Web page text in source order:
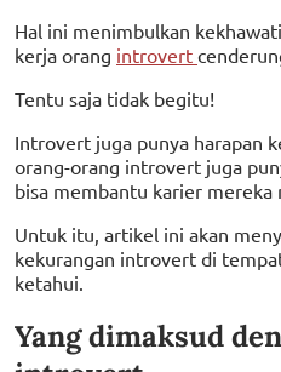
Hal ini menimbulkan
kerja orang introvert
Tentu saja tidak begitu!
Introvert juga punya harapan
orang-orang introvert juga
bisa membantu karier mereka
Untuk itu, artikel ini akan
kekurangan introvert di
ketahui.
Yang dimaksud